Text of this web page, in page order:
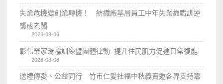
失業危機變創業轉機！ 紡織廠基層員工中年失業靠職訓逆
襲成老闆
2026-08-06
彰化榮家滑輪訓練暨團體律動 提升住民肌力促進日常復能
2026-08-06
送禮傳愛、公益同行 竹市仁愛社福中秋義賣邀各界支持籌